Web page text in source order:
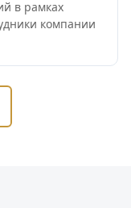
в рамках
компании